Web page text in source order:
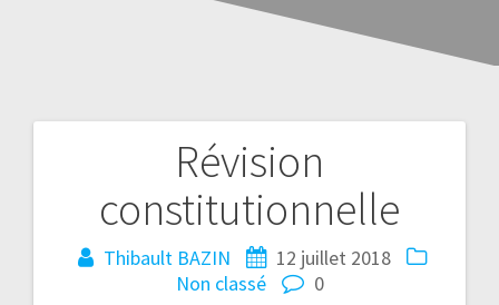
Révision
constitutionnelle
Thibault BAZIN
12 juillet 2018
Non classé
0